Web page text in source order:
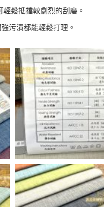
鬆抵擋較劇烈的刮磨。
污漬都能輕鬆打理。